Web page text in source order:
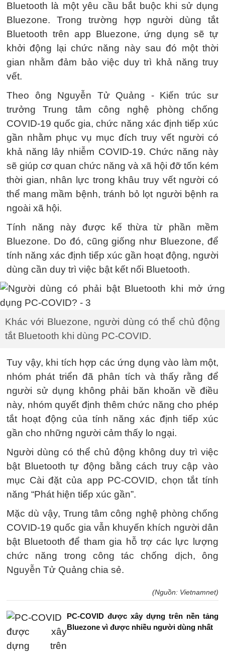
Bluetooth là một yêu cầu bắt buộc khi sử dụng
Bluezone. Trong trường hợp người dùng tắt
Bluetooth trên app Bluezone, ứng dụng sẽ tự
khởi động lại chức năng này sau đó một thời
gian nhằm đảm bảo việc duy trì khả năng truy
vết.
Theo ông Nguyễn Tử Quảng - Kiến trúc sư
trưởng Trung tâm công nghệ phòng chống
COVID-19 quốc gia, chức năng xác định tiếp xúc
gần nhằm phục vụ mục đích truy vết người có
khả năng lây nhiễm COVID-19. Chức năng này
sẽ giúp cơ quan chức năng và xã hội đỡ tốn kém
thời gian, nhân lực trong khâu truy vết người có
thể mang mầm bệnh, tránh bỏ lọt người bệnh ra
ngoài xã hội.
Tính năng này được kế thừa từ phần mềm
Bluezone. Do đó, cũng giống như Bluezone, để
tính năng xác định tiếp xúc gần hoạt động, người
dùng cần duy trì việc bật kết nối Bluetooth.
Khác với Bluezone, người dùng có thể chủ động
tắt Bluetooth khi dùng PC-COVID.
Tuy vậy, khi tích hợp các ứng dụng vào làm một,
nhóm phát triển đã phân tích và thấy rằng để
người sử dụng không phải băn khoăn về điều
này, nhóm quyết định thêm chức năng cho phép
tắt hoạt động của tính năng xác định tiếp xúc
gần cho những người cảm thấy lo ngại.
Người dùng có thể chủ động không duy trì việc
bật Bluetooth tự động bằng cách truy cập vào
mục Cài đặt của app PC-COVID, chọn tắt tính
năng “Phát hiện tiếp xúc gần”.
Mặc dù vậy, Trung tâm công nghệ phòng chống
COVID-19 quốc gia vẫn khuyến khích người dân
bật Bluetooth để tham gia hỗ trợ các lực lượng
chức năng trong công tác chống dịch, ông
Nguyễn Tử Quảng chia sẻ.
(Nguồn: Vietnamnet)
PC-COVID được xây dựng trên nền tảng
Bluezone vì được nhiều người dùng nhất